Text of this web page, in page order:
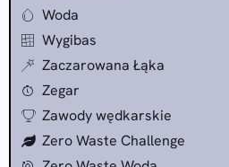
Woda
Wygibas
Zaczarowana Łąka
Zegar
Zawody wędkarskie
Zero Waste Challenge